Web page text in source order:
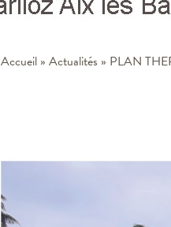
Accueil» Actualités » PLAN